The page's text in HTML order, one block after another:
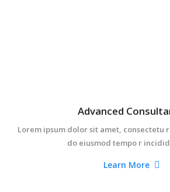
Advanced
Lorem ipsum dolor sit amet, consectetu
do eiusmod tempo r
Learn More